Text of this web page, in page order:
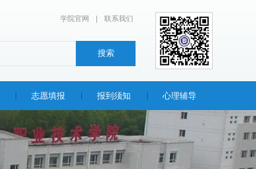
学院官网 联系我们
志愿填报 报到须知 心理辅导